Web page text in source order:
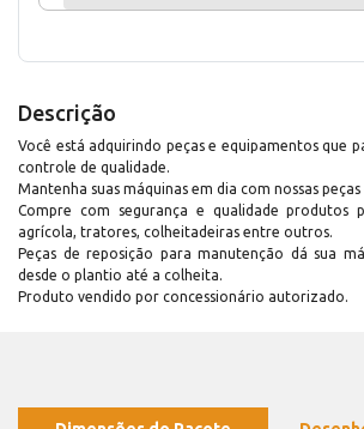
Descrição
Você está adquirindo peças e equipamentos que
controle de qualidade.
Mantenha suas máquinas em dia com nossas peças
Compre com segurança e qualidade produtos
agrícola, tratores, colheitadeiras entre outros.
Peças de reposição para manutenção dá sua
desde o plantio até a colheita.
Produto vendido por concessionário autorizado.